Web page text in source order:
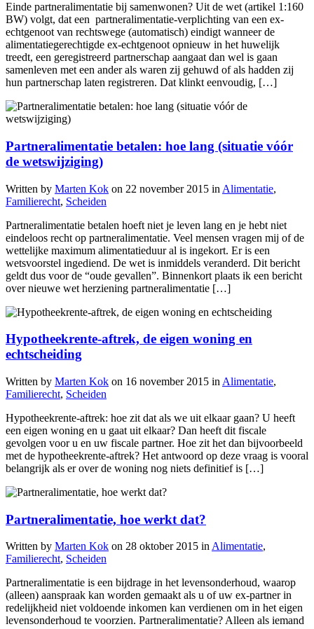
Einde partneralimentatie bij samenwonen? Uit de wet (artikel 1:160
BW) volgt, dat een partneralimentatie-verplichting van een ex-
echtgenoot van rechtswege (automatisch) eindigt wanneer de
alimentatiegerechtigde ex-echtgenoot opnieuw in het huwelijk
treedt, een geregistreerd partnerschap aangaat dan wel is gaan
samenleven met een ander als waren zij gehuwd of als hadden zij
hun partnerschap laten registreren. Dat klinkt eenvoudig, […]
Partneralimentatie betalen: hoe lang (situatie vóór
de wetswijziging)
Written by Marten Kok on 22 november 2015 in Alimentatie,
Familierecht, Scheiden
Partneralimentatie betalen hoeft niet je leven lang en je hebt niet
eindeloos recht op partneralimentatie. Veel mensen vragen mij of de
wettelijke maximum alimentatieduur al is ingekort. Er is een
wetsvoorstel ingediend. De wet is inmiddels veranderd. Dit bericht
geldt dus voor de “oude gevallen”. Binnenkort plaats ik een bericht
over nieuwe wet herziening partneralimentatie […]
Hypotheekrente-aftrek, de eigen woning en
echtscheiding
Written by Marten Kok on 16 november 2015 in Alimentatie,
Familierecht, Scheiden
Hypotheekrente-aftrek: hoe zit dat als we uit elkaar gaan? U heeft
een eigen woning en u gaat uit elkaar? Dan heeft dit fiscale
gevolgen voor u en uw fiscale partner. Hoe zit het dan bijvoorbeeld
met de hypotheekrente-aftrek? Het antwoord op deze vraag is vooral
belangrijk als er over de woning nog niets definitief is […]
Partneralimentatie, hoe werkt dat?
Written by Marten Kok on 28 oktober 2015 inAlimentatie,
Familierecht, Scheiden
Partneralimentatie is een bijdrage in het levensonderhoud, waarop
(alleen) aanspraak kan worden gemaakt als u of uw ex-partner in
redelijkheid niet voldoende inkomen kan verdienen om in het eigen
levensonderhoud te voorzien. Partneralimentatie? Alleen als iemand